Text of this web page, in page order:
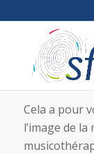
Cela a pour
l’image de